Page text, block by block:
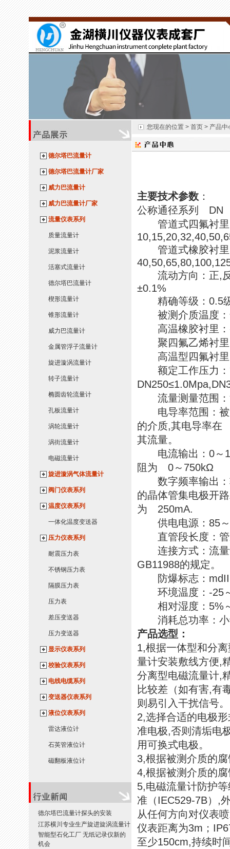
德尔塔巴流量计
德尔塔巴流量计厂家
威力巴流量计
威力巴流量计厂家
流量仪表系列
质量流量计
泥浆流量计
活塞式流量计
德尔塔巴流量计
楔形流量计
锥形流量计
威力巴流量计
金属管浮子流量计
旋进漩涡流量计
转子流量计
椭圆齿轮流量计
孔板流量计
涡轮流量计
涡街流量计
电磁流量计
旋进漩涡气体流量计
阀门仪表系列
温度仪表系列
一体化温度变送器
压力仪表系列
耐震压力表
不锈钢压力表
隔膜压力表
压力表
差压变送器
压力变送器
显示仪表系列
校验仪表系列
电线电缆系列
变送器仪表系列
液位仪表系列
雷达液位计
石英管液位计
磁翻板液位计
德尔塔巴流量计探头的安装
江苏横川专业生产旋进旋涡流量计
智能型石化工厂 无纸记录仪新的
机会
您现在的位置 > 首页 > 产品中
主要技术参数 ：
公称通径系列 DN
管道式四氟衬里
管道式橡胶衬里
流动方向：正,反
±0.1%
精确等级：0.5级
被测介质温度：
高温橡胶衬里：
聚四氟乙烯衬里
高温型四氟衬里
额定工作压力：
流量测量范围：
电导率范围：被
的介质,其电导率在
其流量。
电流输出：0～
阻为 0～750kΩ
数字频率输出：
的晶体管集电极开
为 250mA.
供电电源：85～
直管段长度：管
连接方式：流量
GB11988的规定。
防爆标志：
环境温度：-25
相对湿度：5%
消耗总功率：
产品选型 ：
1,根据一体型和分
量计安装敷线方便,
分离型电磁流量计,
比较差（如有害,有
则易引入干扰信号。
2,选择合适的电极
准电极,否则清垢电
用可换式电极。
3,根据被测介质的
4,根据被测介质的
5,电磁流量计防护
准（IEC529-7B）,
从任何方向对仪表
仪表距离为3m；
至少150cm,持续时